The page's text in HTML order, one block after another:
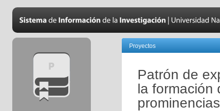
Proyectos
Patrón de
la formación